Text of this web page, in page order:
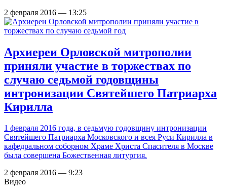
2 февраля 2016 — 13:25
Архиереи Орловской митрополии
приняли участие в торжествах по
случаю седьмой годовщины
интронизации Святейшего Патриарха
Кирилла
1 февраля 2016 года, в седьмую годовщину интронизации
Святейшего Патриарха Московского и всея Руси Кирилла в
кафедральном соборном Храме Христа Спасителя в Москве
была совершена Божественная литургия.
2 февраля 2016 — 9:23
Видео